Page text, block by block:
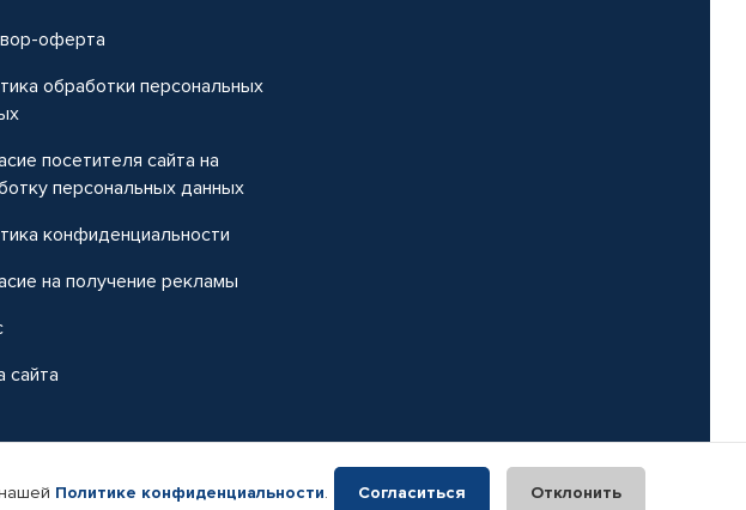
оферта
обработки персональных
посетителя сайта на
персональных данных
конфиденциальности
на получение рекламы
сайта
Политике конфиденциальности. Согласиться Отклонить